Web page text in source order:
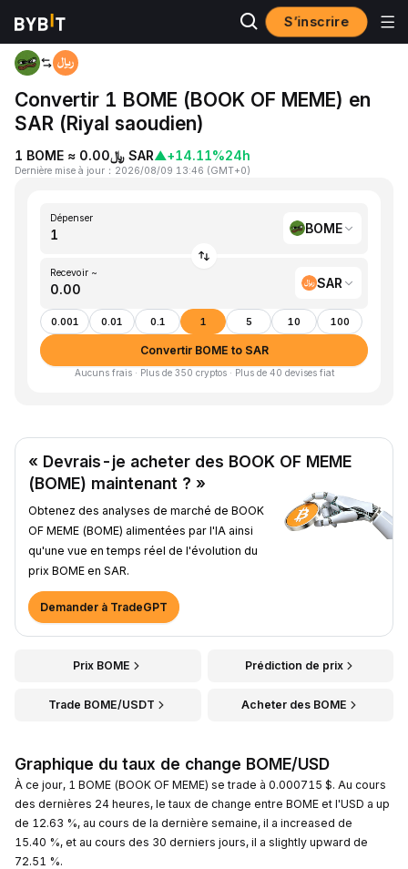
S’inscrire
Accueil
Convertir 1 BOME (BOOK OF MEME) en
SAR (Riyal saoudien)
1 BOME ≈ ﷼0.00 SAR▲+14.11%24h
Dernière mise à jour ： 2026/08/09 13:46 (GMT+0)
Dépenser
BOME
Recevoir ~
SAR
0.001 0.01 0.1 1 5 10 100
Convertir BOME to SAR
Aucuns frais · Plus de 350 cryptos · Plus de 40 devises fiat
« Devrais-je acheter des BOOK OF MEME
(BOME) maintenant ? »
Obtenez des analyses de marché de BOOK
OF MEME (BOME) alimentées par l'IA ainsi
qu'une vue en temps réel de l'évolution du
prix BOME en SAR.
Demander à TradeGPT
Prix BOME Prédiction de prix
Trade BOME/USDT Acheter des BOME
Graphique du taux de change BOME/USD
À ce jour, 1 BOME (BOOK OF MEME) se trade à 0.000715 $. Au cours
des dernières 24 heures, le taux de change entre BOME et l'USD a up
de 12.63 %, au cours de la dernière semaine, il a increased de
15.40 %, et au cours des 30 derniers jours, il a slightly upward de
72.51 %.